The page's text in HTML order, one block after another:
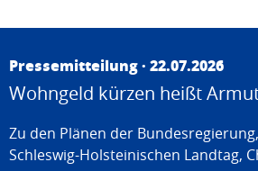
Pressemitteilung · 22.07.2026
Wohngeld kürzen heißt
Zu den Plänen der
Schleswig-Holsteinischen Landtag,